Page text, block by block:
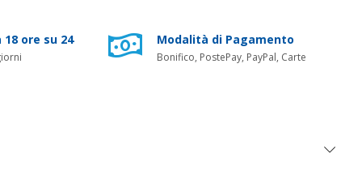
ore su 24 Modalità di Pagamento
Bonifico, PostePay, PayPal, Carte